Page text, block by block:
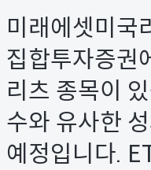
미래에셋미국
집합투자증권
리츠 종목이
수와 유사한
예정입니다.